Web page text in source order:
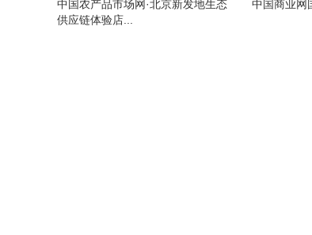
中国农产品市场网·北京新发地生态
供应链体验店...
中国商业网